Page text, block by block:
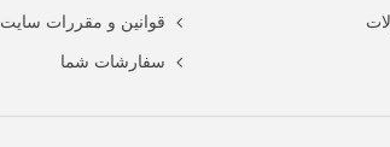
قوانین و مقررات سایت
سفارشات شما